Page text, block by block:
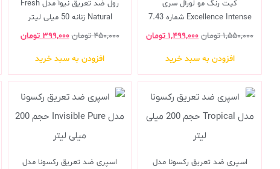
کیت رنگ مو لورآل سری
Excellence Intense شماره 7.43
۱,۵۵۰,۰۰۰ تومان ۱,۴۹۹,۰۰۰ تومان
افزودن به سبد خرید
رول ضد تعریق نیوآ مدل Fresh
Natural زنانه 50 میلی لیتر
۴۵۰,۰۰۰ تومان ۳۹۹,۰۰۰ تومان
افزودن به سبد خرید
اسپری ضد تعریق رکسونا مدل
اسپری ضد تعریق رکسونا مدل